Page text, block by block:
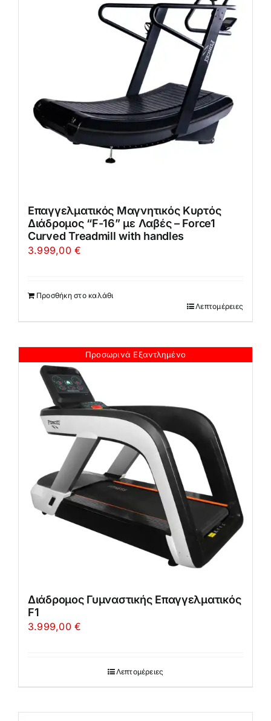
Επαγγελματικός Μαγνητικός Κυρτός
Διάδρομος “F-16” με Λαβές – Force1
Curved Treadmill with handles
3.999,00€
Προσθήκη στο καλάθι
Λεπτομέρειες
Προσωρινά Εξαντλημένο
Διάδρομος Γυμναστικής Επαγγελματικός
F1
3.999,00€
Λεπτομέρειες